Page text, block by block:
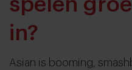
in?
Asian is booming,